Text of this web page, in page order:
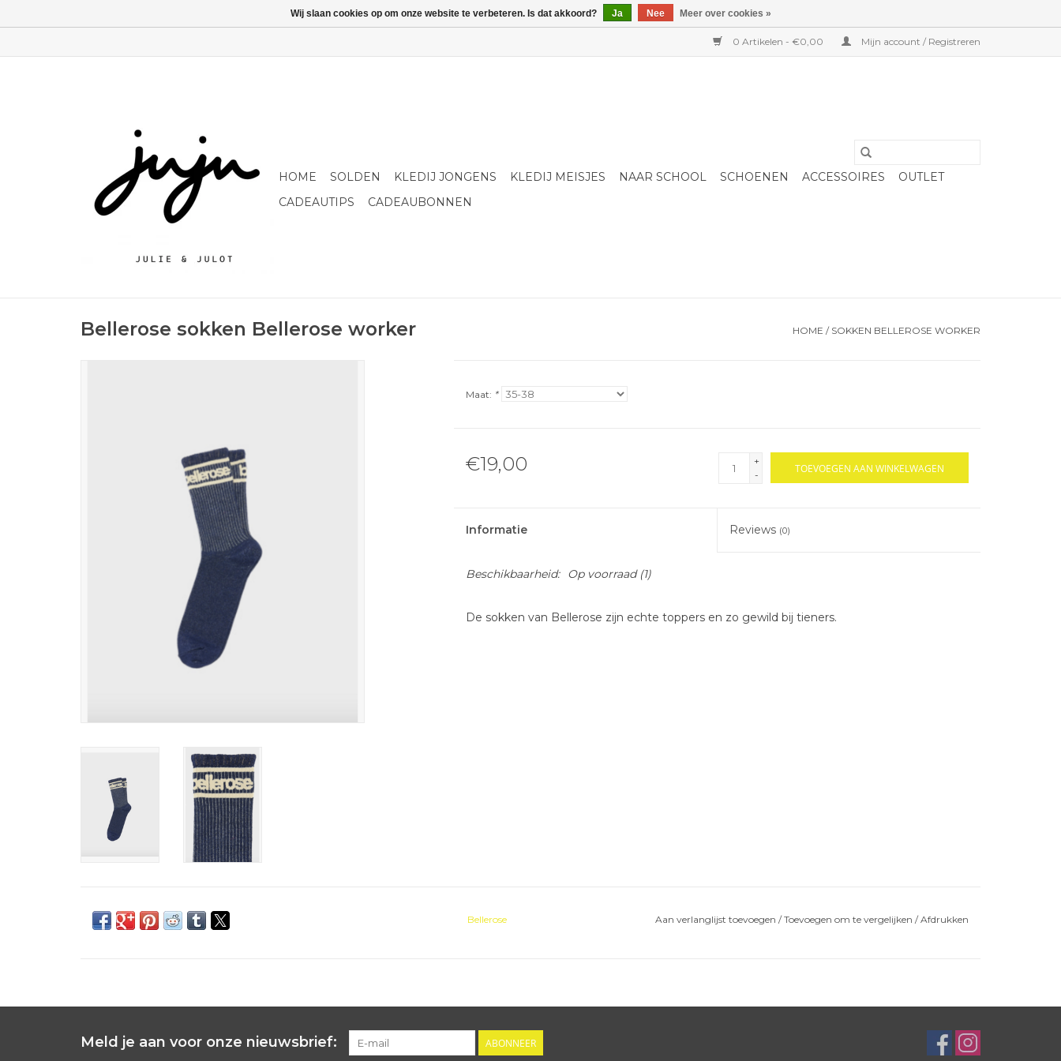
0 Artikelen - €0,00 Mijn account / Registreren
HOME SOLDEN KLEDIJ JONGENS KLEDIJ MEISJES NAAR SCHOOL SCHOENEN ACCESSOIRES
OUTLET
CADEAUTIPS
CADEAUBONNEN
Bellerose sokken Bellerose worker HOME / SOKKEN BELLEROSE WORKER
Maat: *
€19,00
+
-
TOEVOEGEN AAN WINKELWAGEN
Informatie Reviews (0)
Beschikbaarheid: Op voorraad(1)
De sokken van Bellerose zijn echte toppers en zo gewild bij tieners.
Bellerose Aan verlanglijst toevoegen /Toevoegen om te vergelijken /Afdrukken
Meld je aan voor onze nieuwsbrief: ABONNEER
Wij slaan cookies op om onze website te verbeteren. Is dat akkoord? Ja Nee Meer over cookies »